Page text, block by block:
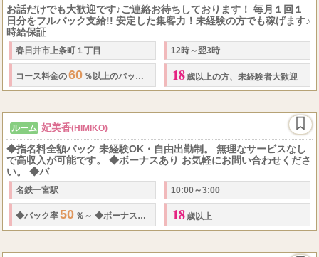
お話だけでも大歓迎です♪ご連絡お待ちしております！ 毎月１回１
日分をフルバック支給!! 安定した集客力！未経験の方でも稼げます♪
時給保証
春日井市上条町１丁目 12時～翌3時
コース料金の60 ％以上のバック～スタート!! ・ 全額当日日払い・雑費は一切
18 歳以上の方、未経験者大歓迎
ルーム 妃美香(HIMIKO)
◆指名料全額バック 未経験OK・自由出勤制。 無理なサービスなし
で高収入が可能です。 ◆ボーナスあり お気軽にお問い合わせくださ
い。 ◆バ
名鉄一宮駅 10:00～3:00
◆バック率50 ％～ ◆ボーナス有 指名料全額バック
18 歳以上